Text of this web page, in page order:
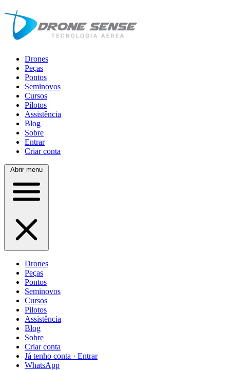
Drones
Peças
Pontos
Seminovos
Cursos
Pilotos
Assistência
Blog
Sobre
Entrar
Criar conta
Abrir menu
Drones
Peças
Pontos
Seminovos
Cursos
Pilotos
Assistência
Blog
Sobre
Criar conta
Já tenho conta · Entrar
WhatsApp